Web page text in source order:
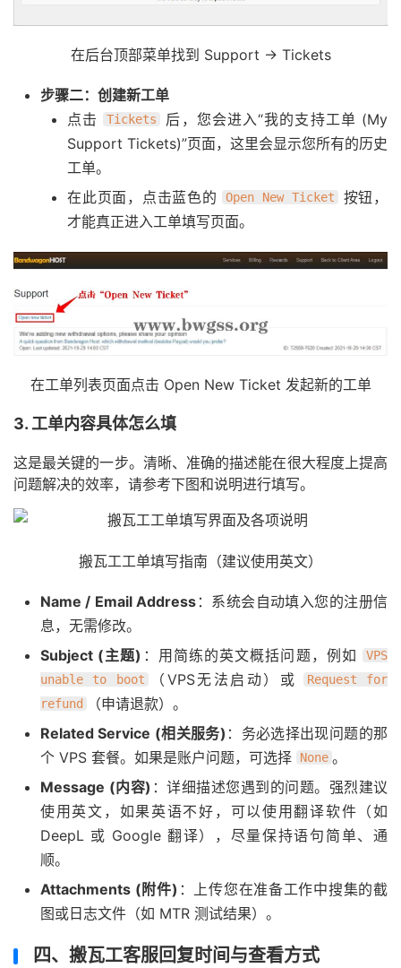
在后台顶部菜单找到 Support -> Tickets
步骤二：创建新工单
点击
Tickets
后，您会进入“我的支持工单 (My
Support Tickets)”页面，这里会显示您所有的历史
工单。
在此页面，点击蓝色的
Open New Ticket
按钮，
才能真正进入工单填写页面。
在工单列表页面点击 Open New Ticket 发起新的工单
3. 工单内容具体怎么填
这是最关键的一步。清晰、准确的描述能在很大程度上提高
问题解决的效率，请参考下图和说明进行填写。
搬瓦工工单填写指南（建议使用英文）
Name / Email Address ：系统会自动填入您的注册信
息，无需修改。
Subject (主题) ：用简练的英文概括问题，例如
VPS
unable to boot
（VPS无法启动）或
Request for
refund
（申请退款）。
Related Service (相关服务) ：务必选择出现问题的那
个 VPS 套餐。如果是账户问题，可选择
None 。
Message (内容) ：详细描述您遇到的问题。强烈建议
使用英文，如果英语不好，可以使用翻译软件（如
DeepL 或 Google 翻译），尽量保持语句简单、通
顺。
Attachments (附件) ：上传您在准备工作中搜集的截
图或日志文件（如 MTR 测试结果）。
四、搬瓦工客服回复时间与查看方式